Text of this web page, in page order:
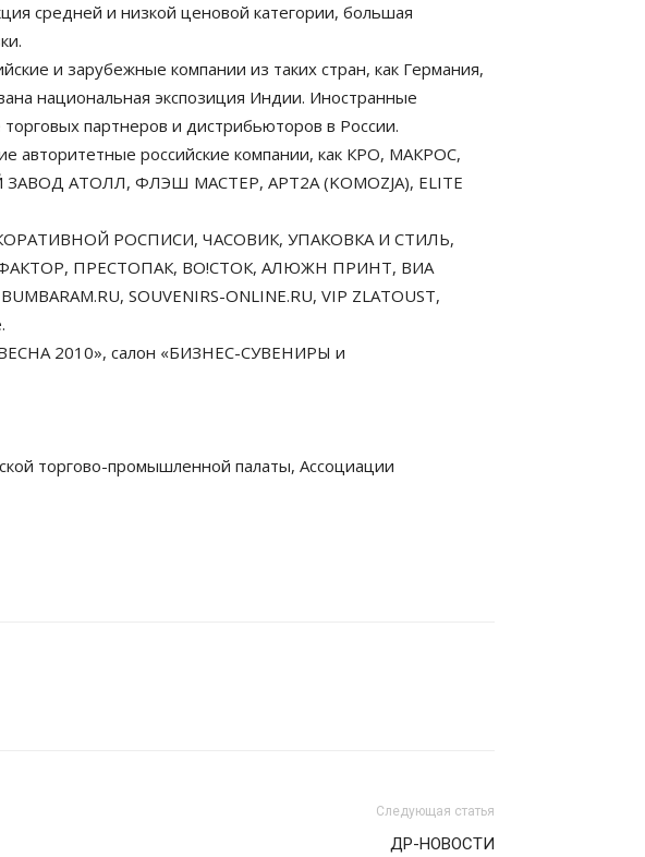
средней и низкой ценовой категории, большая
и зарубежные компании из таких стран, как Германия,
национальная экспозиция Индии. Иностранные
партнеров и дистрибьюторов в России.
российские компании, как КРО, МАКРОС,
АТОЛЛ, ФЛЭШ МАСТЕР, АРТ2А (KOMOZJA), ELITE
РОСПИСИ, ЧАСОВИК, УПАКОВКА И СТИЛЬ,
ПРЕСТОПАК, ВО!СТОК, АЛЮЖН ПРИНТ, ВИА
SOUVENIRS-ONLINE.RU, VIP ZLATOUST,
ВЕСНА 2010», салон «БИЗНЕС-СУВЕНИРЫ и
торгово-промышленной палаты, Ассоциации
Следующая статья
ДР-НОВОСТИ